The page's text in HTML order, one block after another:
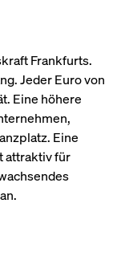
Frankfurts.
Jeder Euro von
Eine höhere
Eine
attraktiv für